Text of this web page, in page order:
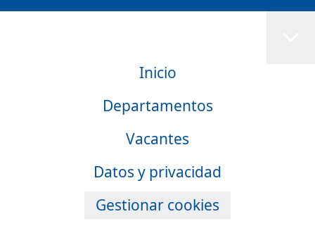
Inicio
Departamentos
Vacantes
Datos y privacidad
Gestionar cookies